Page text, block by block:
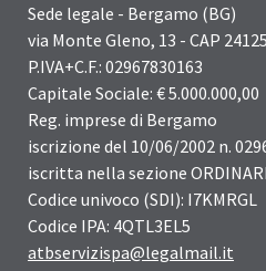
Sede legale - Bergamo (BG)
via Monte Gleno, 13 - CAP 24125
P.IVA+C.F.: 02967830163
Capitale Sociale: € 5.000.000,00
Reg. imprese di Bergamo
iscrizione del 10/06/2002 n.
iscritta nella sezione
Codice univoco (SDI): I7KMRGL
Codice IPA: 4QTL3EL5
atbservizispa@legalmail.it